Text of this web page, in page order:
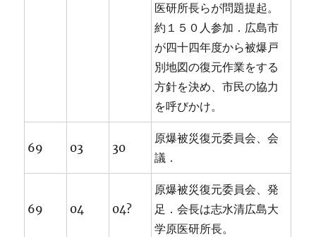
医研所長らが問題提起。
約１５０人参加．広島市
が四十四年度から被爆戸
別地図の復元作業をする
方針を決め、市民の協力
を呼びかけ。
69 03 30
原爆被災復元委員会、会
議．
69 04 04?
原爆被災復元委員会、発
足．会長は志水清広島大
学原医研所長。